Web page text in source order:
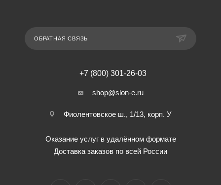
ОБРАТНАЯ СВЯЗЬ
+7 (800) 301-26-03
shop@slon-e.ru
Фиолентовское ш., 1/13, корп. У
Оказание услуг в удалённом формате
Доставка заказов по всей России